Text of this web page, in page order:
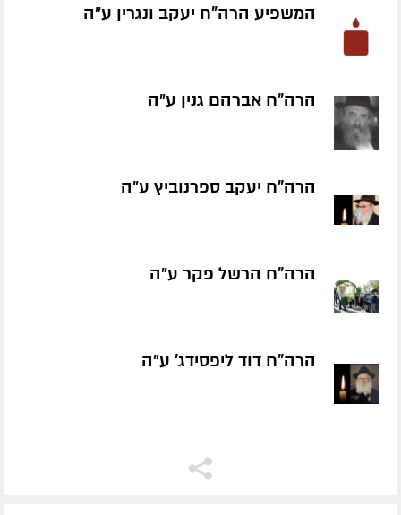
המשפיע הרה"ח יעקב ונגרין ע״ה
הרה"ח אברהם גנין ע״ה
הרה"ח יעקב ספרנוביץ ע״ה
הרה"ח הרשל פקר ע״ה
הרה"ח דוד ליפסידג' ע״ה